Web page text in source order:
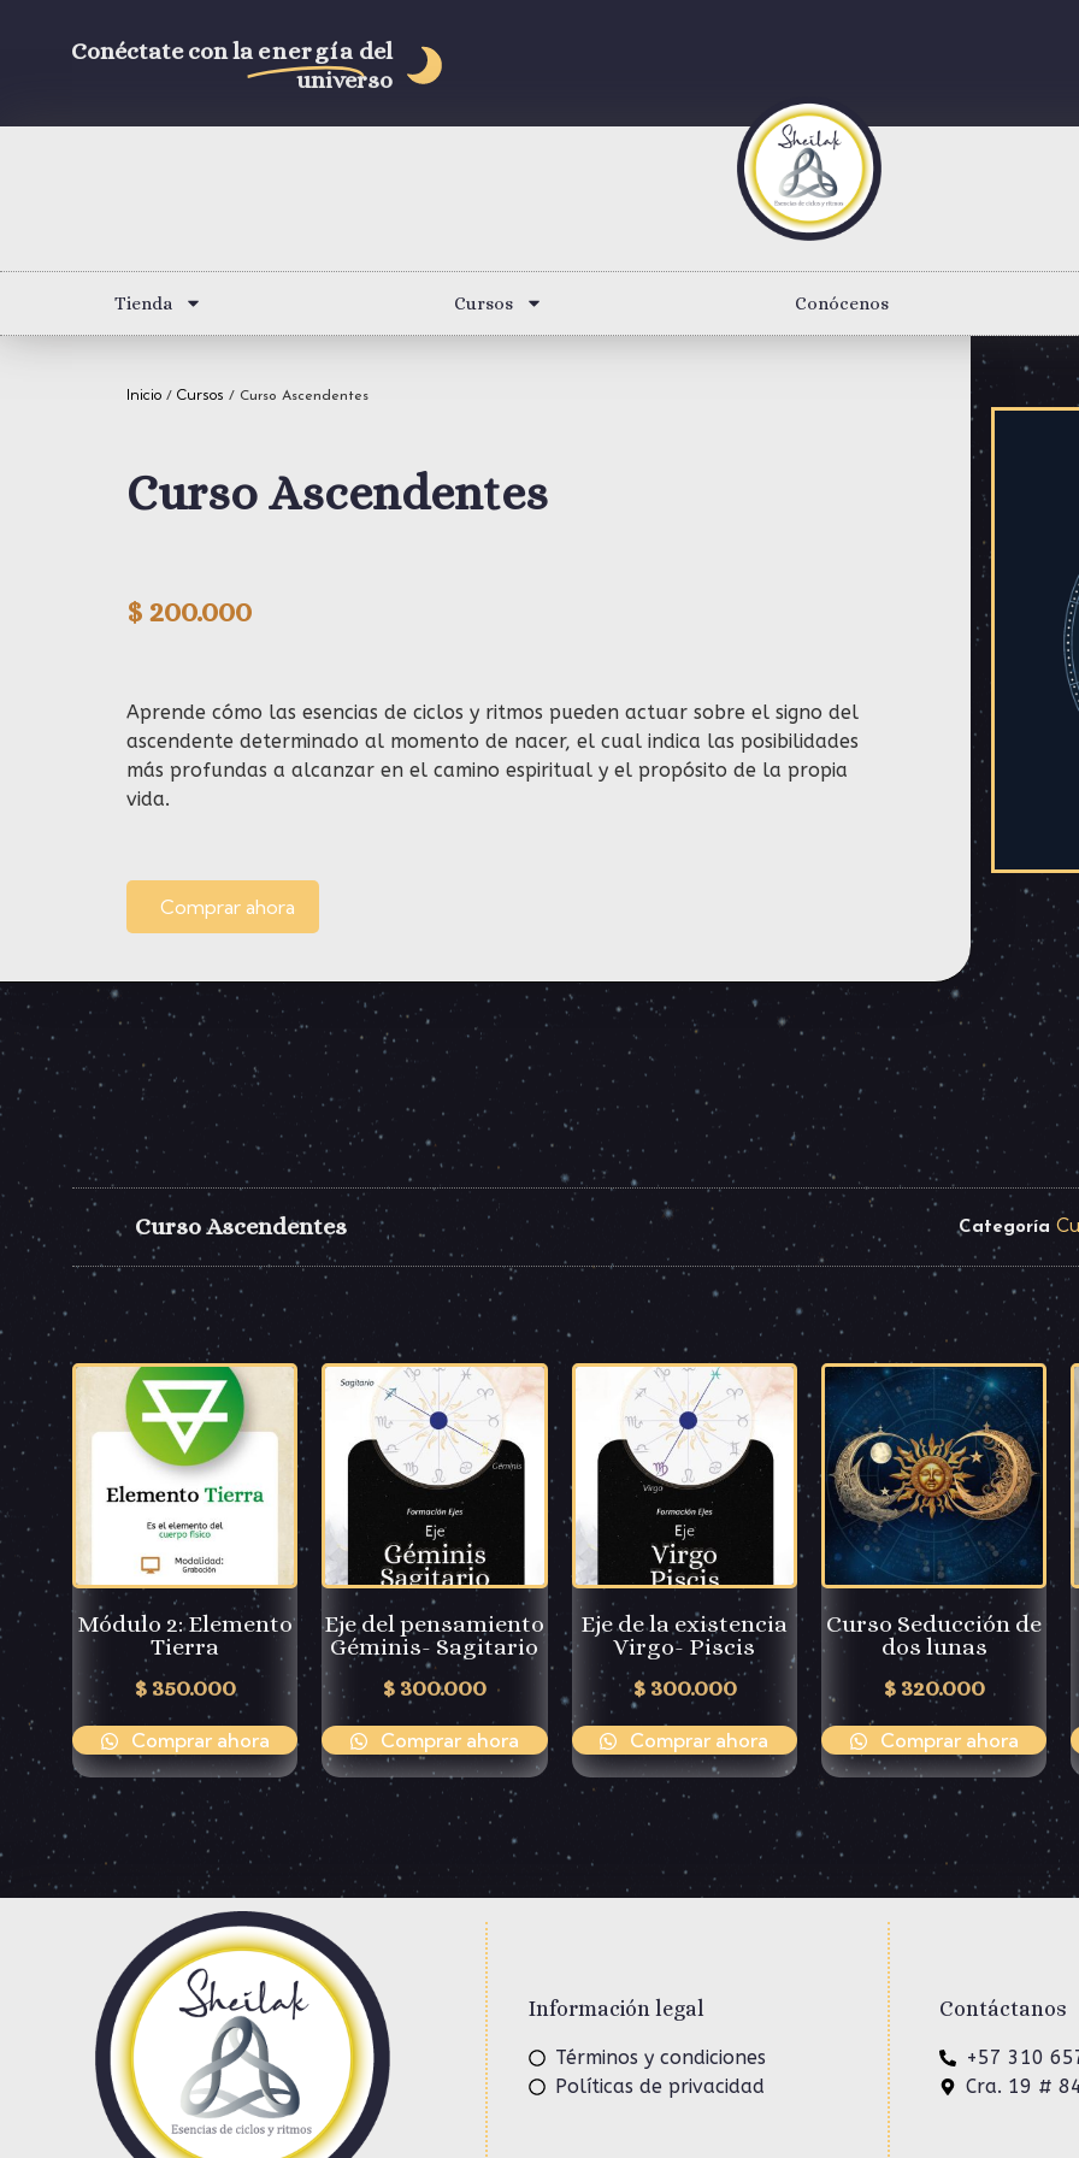
Conéctate con la energía del
universo
Tienda Cursos Conócenos
Inicio/ Cursos / Curso Ascendentes
Curso Ascendentes
$200.000
Aprende cómo las esencias de ciclos y ritmos pueden actuar sobre el signo del
ascendente determinado al momento de nacer, el cual indica las posibilidades
más profundas a alcanzar en el camino espiritual y el propósito de la propia
vida.
Comprar ahora
Curso Ascendentes Categoría
Módulo 2: Elemento
Tierra
$ 350.000
Comprar ahora
Eje del pensamiento
Géminis- Sagitario
$ 300.000
Comprar ahora
Eje de la existencia
Virgo- Piscis
$300.000
Comprar ahora
Curso Seducción de
dos lunas
$ 320.000
Comprar ahora
Información legal
Términos y condiciones
Políticas de privacidad
Contáctanos
+57 310
Cra. 19 #